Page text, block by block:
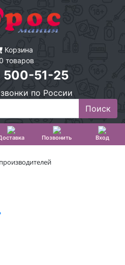
Корзина
товаров
51-25
по России
Позвонить Вход